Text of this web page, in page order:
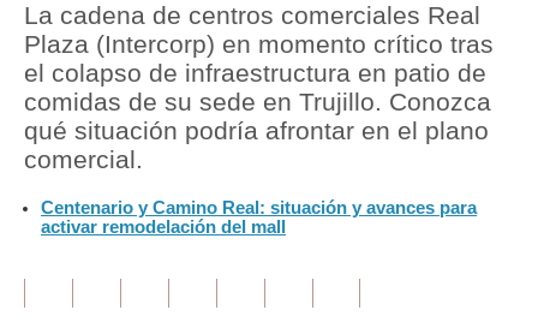
Finanzas Personales
Inmobiliarias
Plus G
Editorial
La cadena de centros comerciales Real
Plaza (Intercorp) en momento crítico tras
el colapso de infraestructura en patio de
comidas de su sede en Trujillo. Conozca
qué situación podría afrontar en el plano
comercial.
Centenario y Camino Real: situación y avances para
activar remodelación del mall